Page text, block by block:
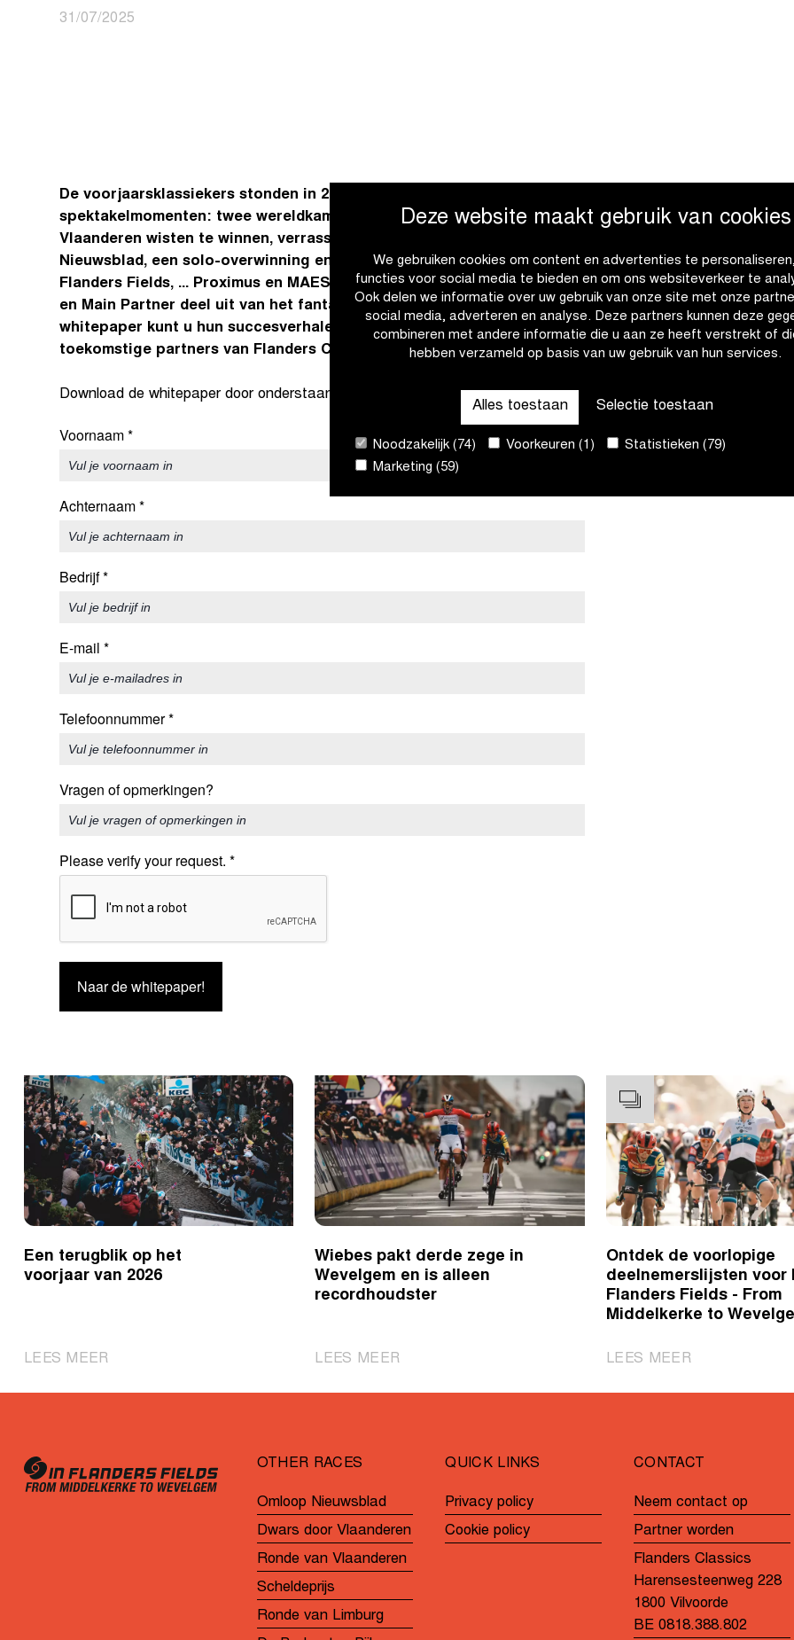
Deze website maakt gebruik van cookies
We gebruiken cookies om content en advertenties te
functies voor social media te bieden en om ons websiteverkeer te
Ook delen we informatie over uw gebruik van onze site met onze
social media, adverteren en analyse. Deze partners kunnen deze
combineren met andere informatie die u aan ze heeft verstrekt of
hebben verzameld op basis van uw gebruik van hun services.
Alles toestaan Selectie toestaan
Noodzakelijk (74) Voorkeuren (1)
Statistieken (79)
Marketing (59)
31/07/2025
De voorjaarsklassiekers stonden in 2025 opnieuw garant voor heel wat
spektakelmomenten: twee wereldkampioenen die de Ronde van
Vlaanderen wisten te winnen, verrassende winnaars in Omloop het
Nieuwsblad, een solo-overwinning en sprint in Gent-Wevelgem In
Flanders Fields, ... Proximus en MAES maakten respectievelijk als Top
en Main Partner deel uit van het fantastische voorjaar. In onze
whitepaper kunt u hun succesverhalen en de voordelen van
toekomstige partners van Flanders Classics ontdekken.
Download de whitepaper door onderstaand formulier in te vullen:
Voornaam*
Achternaam*
Bedrijf*
E-mail *
Telefoonnummer*
Vragen of opmerkingen?
Please verify your request. *
Naar de whitepaper!
Een terugblik op het
voorjaar van 2026
LEES MEER
voorjaar
van
Wiebes pakt derde zege in
Wevelgem en is alleen
recordhoudster
LEES MEER
en
is
alleen
Ontdek de voorlopige
deelnemerslijsten voor
Flanders Fields - From
Middelkerke to
LEES MEER|
voor
Flanders
Fields
-
From
Middelkerke
to
OTHER RACES
Omloop Nieuwsblad
Dwars door Vlaanderen
Ronde van Vlaanderen
Scheldeprijs
Ronde van Limburg
QUICK LINKS
Privacy policy
Cookie policy
CONTACT
Neem contact op
Partner worden
Flanders Classics
Harensesteenweg 228
1800 Vilvoorde
BE 0818.388.802